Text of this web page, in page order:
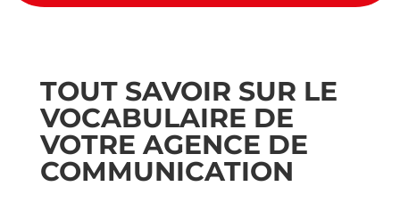
TOUT SAVOIR SUR LE
VOCABULAIRE DE
VOTRE AGENCE DE
COMMUNICATION